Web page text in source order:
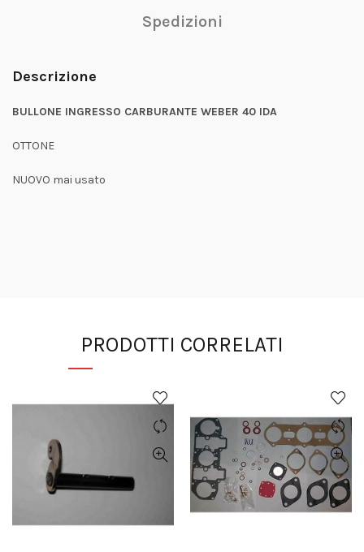
Spedizioni
Descrizione
BULLONE INGRESSO CARBURANTE WEBER 40 IDA
OTTONE
NUOVO mai usato
PRODOTTI CORRELATI